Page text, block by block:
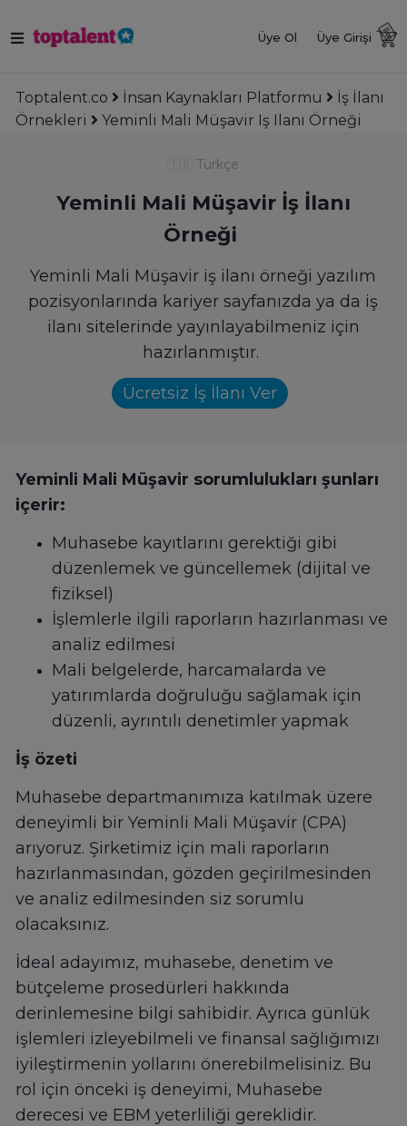
Üye Ol Üye Girişi
Toptalent.co İnsan Kaynakları Platformu
İş İlanı
Örnekleri
Yeminli Mali Müşavir Iş Ilanı Örneği
Türkçe
Yeminli Mali Müşavir İş İlanı
Örneği
Yeminli Mali Müşavir iş ilanı örneği yazılım
pozisyonlarında kariyer sayfanızda ya da iş
ilanı sitelerinde yayınlayabilmeniz için
hazırlanmıştır.
Ücretsiz İş İlanı Ver
Yeminli Mali Müşavir sorumlulukları şunları
içerir:
Muhasebe kayıtlarını gerektiği gibi
düzenlemek ve güncellemek (dijital ve
fiziksel)
İşlemlerle ilgili raporların hazırlanması ve
analiz edilmesi
Mali belgelerde, harcamalarda ve
yatırımlarda doğruluğu sağlamak için
düzenli, ayrıntılı denetimler yapmak
İş özeti
Muhasebe departmanımıza katılmak üzere
deneyimli bir Yeminli Mali Müşavir (CPA)
arıyoruz. Şirketimiz için mali raporların
hazırlanmasından, gözden geçirilmesinden
ve analiz edilmesinden siz sorumlu
olacaksınız.
İdeal adayımız, muhasebe, denetim ve
bütçeleme prosedürleri hakkında
derinlemesine bilgi sahibidir. Ayrıca günlük
işlemleri izleyebilmeli ve finansal sağlığımızı
iyileştirmenin yollarını önerebilmelisiniz. Bu
rol için önceki iş deneyimi, Muhasebe
derecesi ve EBM yeterliliği gereklidir.